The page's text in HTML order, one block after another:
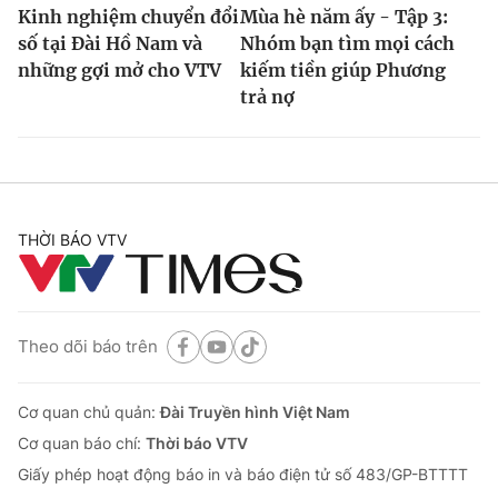
Kinh nghiệm chuyển đổi
số tại Đài Hồ Nam và
những gợi mở cho VTV
Mùa hè năm ấy - Tập 3:
Nhóm bạn tìm mọi cách
kiếm tiền giúp Phương
trả nợ
THỜI BÁO VTV
Theo dõi báo trên
Cơ quan chủ quản:Đài Truyền hình Việt Nam
Cơ quan báo chí: Thời báo VTV
Giấy phép hoạt động báo in và báo điện tử số 483/GP-BTTTT